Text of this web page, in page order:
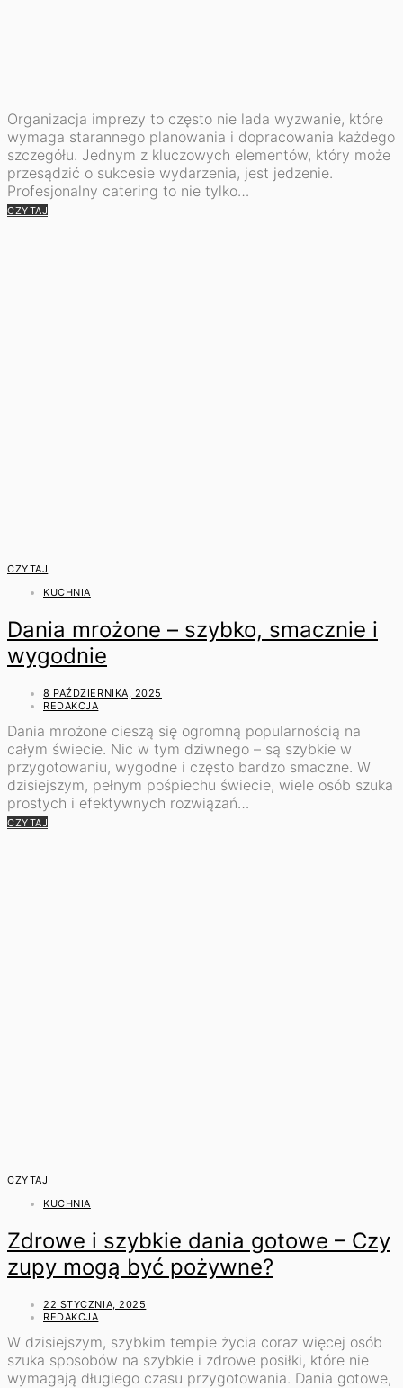
Organizacja imprezy to często nie lada wyzwanie, które
wymaga starannego planowania i dopracowania każdego
szczegółu. Jednym z kluczowych elementów, który może
przesądzić o sukcesie wydarzenia, jest jedzenie.
Profesjonalny catering to nie tylko…
CZYTAJ
CZYTAJ
KUCHNIA
Dania mrożone – szybko, smacznie i
wygodnie
8 PAŹDZIERNIKA, 2025
REDAKCJA
Dania mrożone cieszą się ogromną popularnością na
całym świecie. Nic w tym dziwnego – są szybkie w
przygotowaniu, wygodne i często bardzo smaczne. W
dzisiejszym, pełnym pośpiechu świecie, wiele osób szuka
prostych i efektywnych rozwiązań…
CZYTAJ
CZYTAJ
KUCHNIA
Zdrowe i szybkie dania gotowe – Czy
zupy mogą być pożywne?
22 STYCZNIA, 2025
REDAKCJA
W dzisiejszym, szybkim tempie życia coraz więcej osób
szuka sposobów na szybkie i zdrowe posiłki, które nie
wymagają długiego czasu przygotowania. Dania gotowe,